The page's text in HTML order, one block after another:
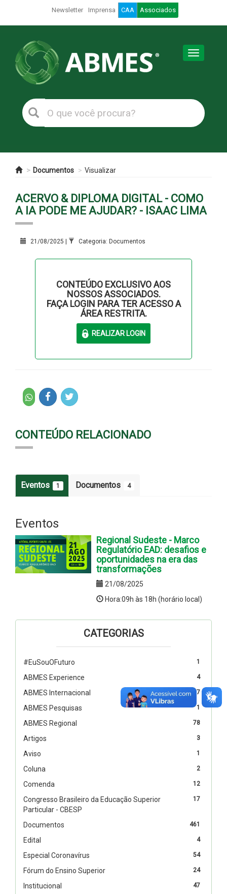
Newsletter Imprensa CAA Associados
Toggle
Documentos Visualizar
ACERVO & DIPLOMA DIGITAL - COMO
A IA PODE ME AJUDAR? - ISAAC LIMA
21/08/2025 | Categoria: Documentos
CONTEÚDO EXCLUSIVO AOS
NOSSOS ASSOCIADOS.
FAÇA LOGIN PARA TER ACESSO A
ÁREA RESTRITA.
CONTEÚDO RELACIONADO
Eventos 1 Documentos 4
Eventos
Regional Sudeste - Marco
Regulatório EAD: desafios e
oportunidades na era das
transformações
21/08/2025
Hora:09h às 18h (horário local)
CATEGORIAS
1
#EuSouOFuturo
4
ABMES Experience
67
ABMES Internacional
1
ABMES Pesquisas
78
ABMES Regional
3
Artigos
1
Aviso
2
Coluna
12
Comenda
17
Congresso Brasileiro da Educação Superior
Particular - CBESP
461
Documentos
4
Edital
54
Especial Coronavírus
24
Fórum do Ensino Superior
47
Institucional